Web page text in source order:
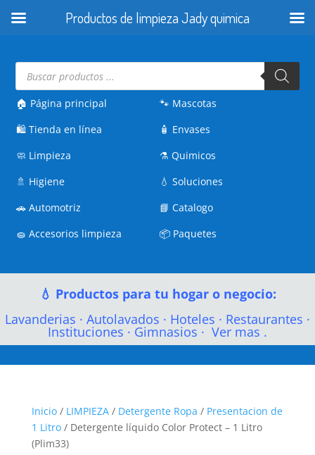
Búsqueda
productos
🏠 Página principal
🛍️Tienda en línea
🧼 Limpieza
🚿 Higiene
🚗Automotriz
🧽Accesorios limpieza
🐾 Mascotas
🧴 Envases
⚗️Quimicos
💧Soluciones
📘Catalogo
📦 Paquetes
💧 Productos para tu hogar o negocio:
Lavanderias · Autolavados · Hoteles · Restaurantes ·
Instituciones · Gimnasios · Ver mas .
Inicio/ LIMPIEZA/ Detergente Ropa / Presentacion de
1 Litro/ Detergente líquido Color Protect – 1 Litro
(Plim33)
Productos de limpieza Jady quimica